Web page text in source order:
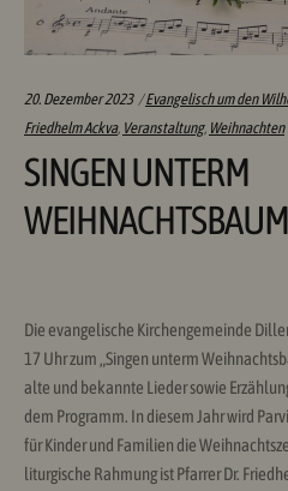
20. Dezember 2023 Categories:
Evangelisch um den
Friedhelm Ackva, Veranstaltung, Weihnachten
SINGEN UNTERM
Die evangelische Kirchengemeinde
17 Uhr zum „Singen unterm
alte und bekannte Lieder sowie
dem Programm. In diesem Jahr wird
für Kinder und Familien die
liturgische Rahmung ist Pfarrer Dr.